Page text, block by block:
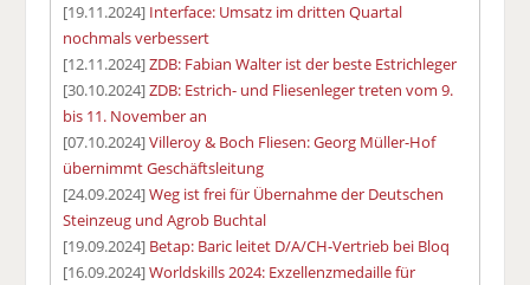
[19.11.2024] Interface: Umsatz im dritten Quartal
nochmals verbessert
[12.11.2024]ZDB: Fabian Walter ist der beste Estrichleger
[30.10.2024]ZDB: Estrich- und Fliesenleger treten vom 9.
bis 11. November an
[07.10.2024]Villeroy & Boch Fliesen: Georg Müller-Hof
übernimmt Geschäftsleitung
[24.09.2024]Weg ist frei für Übernahme der Deutschen
Steinzeug und Agrob Buchtal
[19.09.2024] Betap: Baric leitet D/A/CH-Vertrieb bei Bloq
[16.09.2024]Worldskills 2024: Exzellenzmedaille für